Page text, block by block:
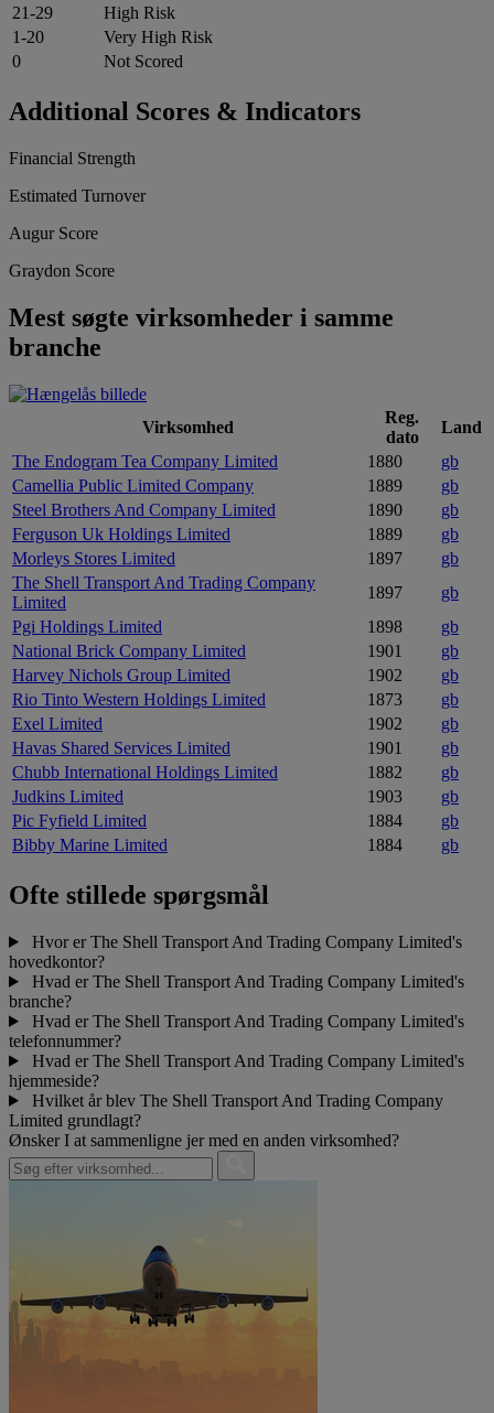
21-29
High Risk
1-20
Very High Risk
0
Not Scored
Additional Scores & Indicators
Financial Strength
Estimated Turnover
Augur Score
Graydon Score
Mest søgte virksomheder i samme
branche
Virksomhed
Reg.
dato
Land
The Endogram Tea Company Limited
1880
gb
Camellia Public Limited Company
1889
gb
Steel Brothers And Company Limited
1890
gb
Ferguson Uk Holdings Limited
1889
gb
Morleys Stores Limited
1897
gb
The Shell Transport And Trading Company
Limited
1897
gb
Pgi Holdings Limited
1898
gb
National Brick Company Limited
1901
gb
Harvey Nichols Group Limited
1902
gb
Rio Tinto Western Holdings Limited
1873
gb
Exel Limited
1902
gb
Havas Shared Services Limited
1901
gb
Chubb International Holdings Limited
1882
gb
Judkins Limited
1903
gb
Pic Fyfield Limited
1884
gb
Bibby Marine Limited
1884 gb
Ofte stillede spørgsmål
Hvor er The Shell Transport And Trading Company Limited's
hovedkontor?
Hvad er The Shell Transport And Trading Company Limited's
branche?
Hvad er The Shell Transport And Trading Company Limited's
telefonnummer?
Hvad er The Shell Transport And Trading Company Limited's
hjemmeside?
Hvilket år blev The Shell Transport And Trading Company
Limited grundlagt?
Ønsker I at sammenligne jer med en anden virksomhed?